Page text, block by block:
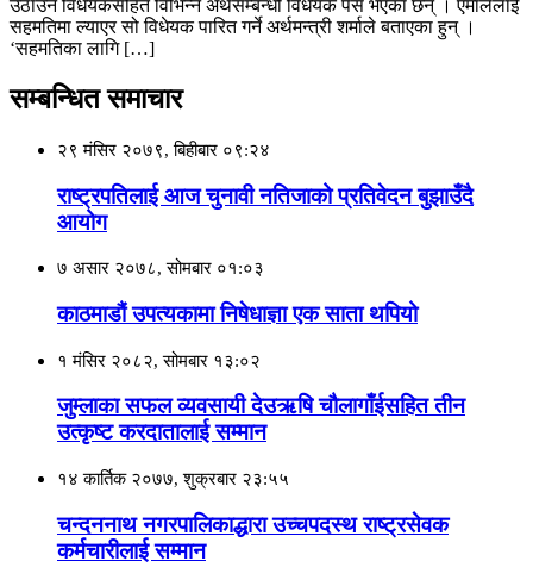
उठाउने विधेयकसहित विभिन्न अर्थसम्बन्धी विधेयक पेस भएका छन् । एमालेलाई
सहमतिमा ल्याएर सो विधेयक पारित गर्ने अर्थमन्त्री शर्माले बताएका हुन् ।
‘सहमतिका लागि […]
सम्बन्धित समाचार
२९ मंसिर २०७९, बिहीबार ०९:२४
राष्ट्रपतिलाई आज चुनावी नतिजाको प्रतिवेदन बुझाउँदै
आयोग
७ असार २०७८, सोमबार ०१:०३
काठमाडौं उपत्यकामा निषेधाज्ञा एक साता थपियो
१ मंसिर २०८२, सोमबार १३:०२
जुम्लाका सफल व्यवसायी देउऋषि चौलागाँईसहित तीन
उत्कृष्ट करदातालाई सम्मान
१४ कार्तिक २०७७, शुक्रबार २३:५५
चन्दननाथ नगरपालिकाद्धारा उच्चपदस्थ राष्ट्रसेवक
कर्मचारीलाई सम्मान